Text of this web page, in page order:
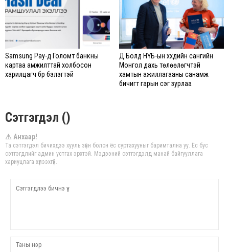
Samsung Pay-д Голомт банкны
картаа амжилттай холбосон
харилцагч бүр бэлэгтэй
Д.Болд НҮБ-ын хүүхдийн сангийн
Монгол дахь төлөөлөгчтэй
хамтын ажиллагааны санамж
бичигт гарын үсэг зурлаа
Сэтгэгдэл ()
⚠ Анхаар!
Та сэтгэгдэл бичихдээ хууль зүйн болон ёс суртахууныг баримтална уу. Ёс бус
сэтгэгдлийг админ устгах эрхтэй. Мэдээний сэтгэгдэлд манай байгууллага
хариуцлага хүлээхгүй.